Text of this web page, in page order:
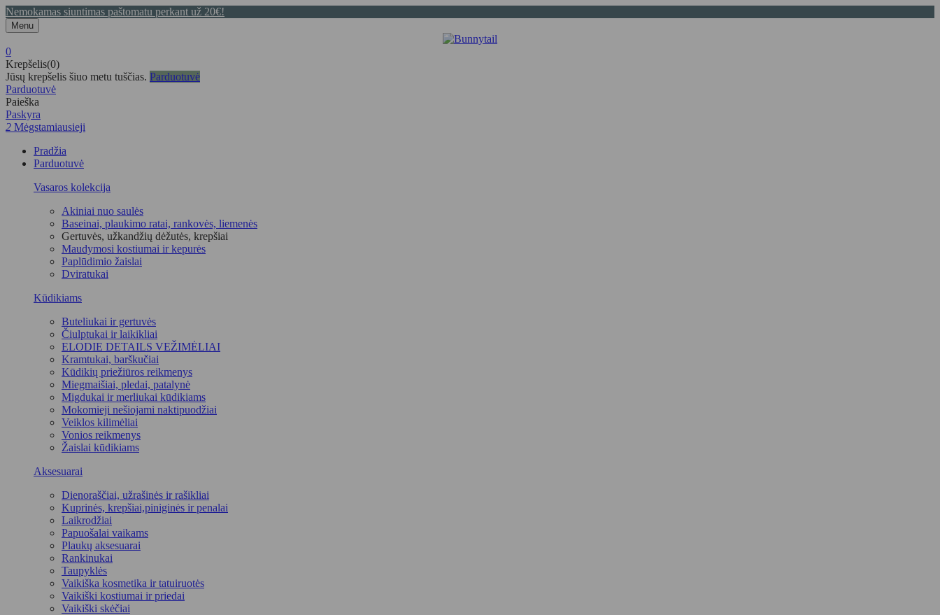
Nemokamas siuntimas paštomatu perkant už 20€!
Menu
0
Krepšelis(0)
Jūsų krepšelis šiuo metu tuščias. Parduotuvė
Parduotuvė
Paieška
Paskyra
2 Mėgstamiausieji
Pradžia
Parduotuvė
Vasaros kolekcija
Akiniai nuo saulės
Baseinai, plaukimo ratai, rankovės, liemenės
Gertuvės, užkandžių dėžutės, krepšiai
Maudymosi kostiumai ir kepurės
Paplūdimio žaislai
Dviratukai
Kūdikiams
Buteliukai ir gertuvės
Čiulptukai ir laikikliai
ELODIE DETAILS VEŽIMĖLIAI
Kramtukai, barškučiai
Kūdikių priežiūros reikmenys
Miegmaišiai, pledai, patalynė
Migdukai ir merliukai kūdikiams
Mokomieji nešiojami naktipuodžiai
Veiklos kilimėliai
Vonios reikmenys
Žaislai kūdikiams
Aksesuarai
Dienoraščiai, užrašinės ir rašikliai
Kuprinės, krepšiai,piniginės ir penalai
Laikrodžiai
Papuošalai vaikams
Plaukų aksesuarai
Rankinukai
Taupyklės
Vaikiška kosmetika ir tatuiruotės
Vaikiški kostiumai ir priedai
Vaikiški skėčiai